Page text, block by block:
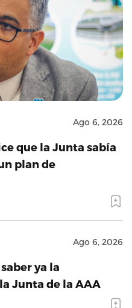
Ago 6, 2026
que la Junta sabía
plan de
Ago 6, 2026
ya la
Junta de la AAA